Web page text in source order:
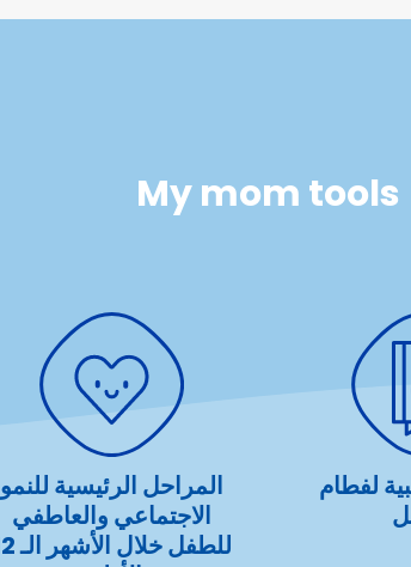
My mom tools
لفطام
المراحل الرئيسية للنمو
الاجتماعي والعاطفي
للطفل